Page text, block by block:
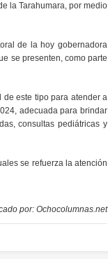
la Tarahumara, por medio
de la hoy gobernadora
se presenten, como parte
de este tipo para atender a
adecuada para brindar
consultas pediátricas y
se refuerza la atención
por: Ochocolumnas.net